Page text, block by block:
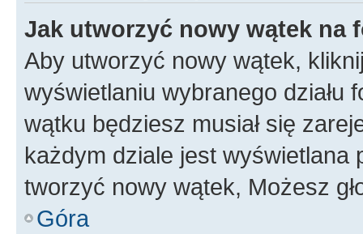
Jak utworzyć nowy wątek na
Aby utworzyć nowy wątek,
wyświetlaniu wybranego działu
wątku będziesz musiał się
każdym dziale jest wyświetlana
tworzyć nowy wątek, Możesz
Góra